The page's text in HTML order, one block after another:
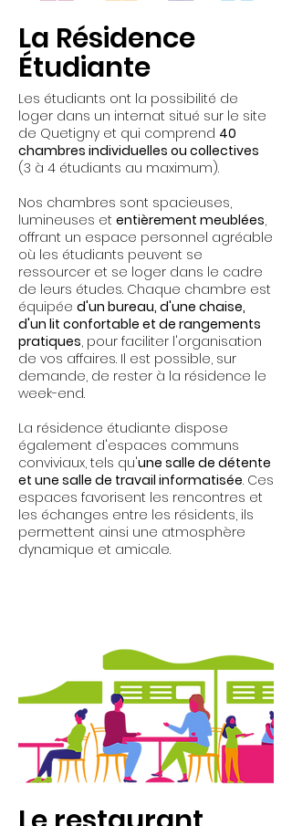
La Résidence
Étudiante
Les étudiants ont la possibilité de
loger dans un internat situé sur le site
de Quetigny et qui comprend 40
chambres individuelles ou collectives
(3 à 4 étudiants au maximum).
Nos chambres sont spacieuses,
lumineuses et entièrement meublées,
offrant un espace personnel agréable
où les étudiants peuvent se
ressourcer et se loger dans le cadre
de leurs études. Chaque chambre est
équipée d'un bureau, d'une chaise,
d'un lit confortable et de rangements
pratiques, pour faciliter l'organisation
de vos affaires. Il est possible, sur
demande, de rester à la résidence le
week-end.
La résidence étudiante dispose
également d'espaces communs
conviviaux, tels qu'une salle de détente
et une salle de travail informatisée. Ces
espaces favorisent les rencontres et
les échanges entre les résidents, ils
permettent ainsi une atmosphère
dynamique et amicale.